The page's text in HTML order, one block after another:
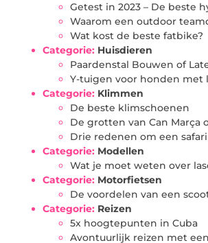
Getest in 2023 – De beste
Waarom een outdoor
Wat kost de beste fatbike?
Categorie: Huisdieren
Paardenstal Bouwen of
Y-tuigen voor honden
Categorie: Klimmen
De beste klimschoenen
De grotten van Can Marça
Drie redenen om een
Categorie: Modellen
Wat je moet weten over
Categorie: Motorfietsen
De voordelen van een
Categorie: Reizen
5x hoogtepunten in Cuba
Avontuurlijk reizen met